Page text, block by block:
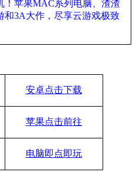
！苹果MAC系列电脑、渣渣
和3A大作，尽享云游戏极致
安卓点击下载
苹果点击前往
电脑即点即玩